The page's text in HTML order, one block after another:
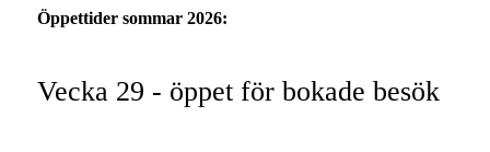
Öppettider sommar 2026:
Vecka 29 - öppet för bokade besök